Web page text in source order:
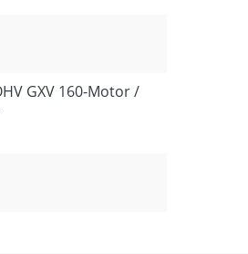
GXV 160-Motor /